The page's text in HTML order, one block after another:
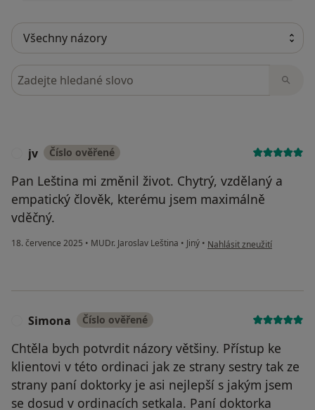
Hledejte v názorech
jv Číslo ověřené
Pan Leština mi změnil život. Chytrý, vzdělaný a
empatický člověk, kterému jsem maximálně
vděčný.
18. července 2025 • MUDr. Jaroslav Leština • Jiný • podle názoru uživatele jv
Nahlásit zneužití
Simona Číslo ověřené
Chtěla bych potvrdit názory většiny. Přístup ke
klientovi v této ordinaci jak ze strany sestry tak ze
strany paní doktorky je asi nejlepší s jakým jsem
se dosud v ordinacích setkala. Paní doktorka